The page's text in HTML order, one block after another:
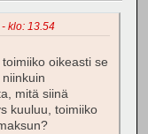
klo: 13.54
oikeasti se
mitä siinä
kuuluu, toimiiko